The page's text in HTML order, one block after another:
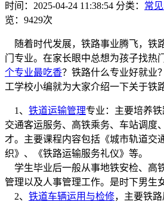
时间：2025-04-24 11:38:54 分类： 常
览：9429次
随着时代发展，铁路事业腾飞，铁
门专业。在家长眼中总想为孩子找热
个专业最吃香？铁路什么专业好就业
工学校小编就为大家介绍一下关于铁
1、 铁道运输管理专业：主要培养
交通客运服务、高铁乘务、车站调度
才。主要课程内容包括《城市轨道交
织》、《铁路运输服务礼仪》等。
学生毕业后一般从事地铁安检、高
管理以及人事管理工作。是时下男生
2、 铁道车辆运用与检修，主要铁